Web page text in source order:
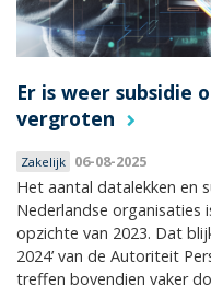
Er is weer subsidie
vergroten
Zakelijk 06-08-2025
Het aantal datalekken en
Nederlandse organisaties
opzichte van 2023. Dat
2024’ van de Autoriteit
treffen bovendien vaker